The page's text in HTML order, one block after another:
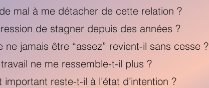
mal à me détacher de cette relation ?
de stagner depuis des années ?
jamais être “assez” revient-il sans cesse ?
ne me ressemble-t-il plus ?
reste-t-il à l’état d’intention ?